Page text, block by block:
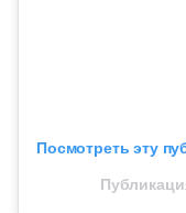
Посмотреть эту